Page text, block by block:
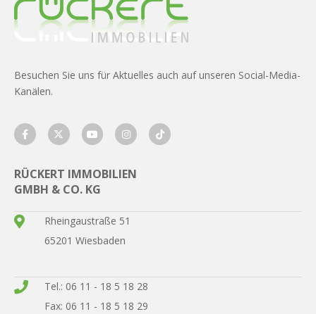
Besuchen Sie uns für Aktuelles auch auf unseren Social-Media-
Kanälen.
RÜCKERT IMMOBILIEN
GMBH & CO. KG
Rheingaustraße 51
65201 Wiesbaden
Tel.: 06 11 - 18 5 18 28
Fax: 06 11 - 18 5 18 29